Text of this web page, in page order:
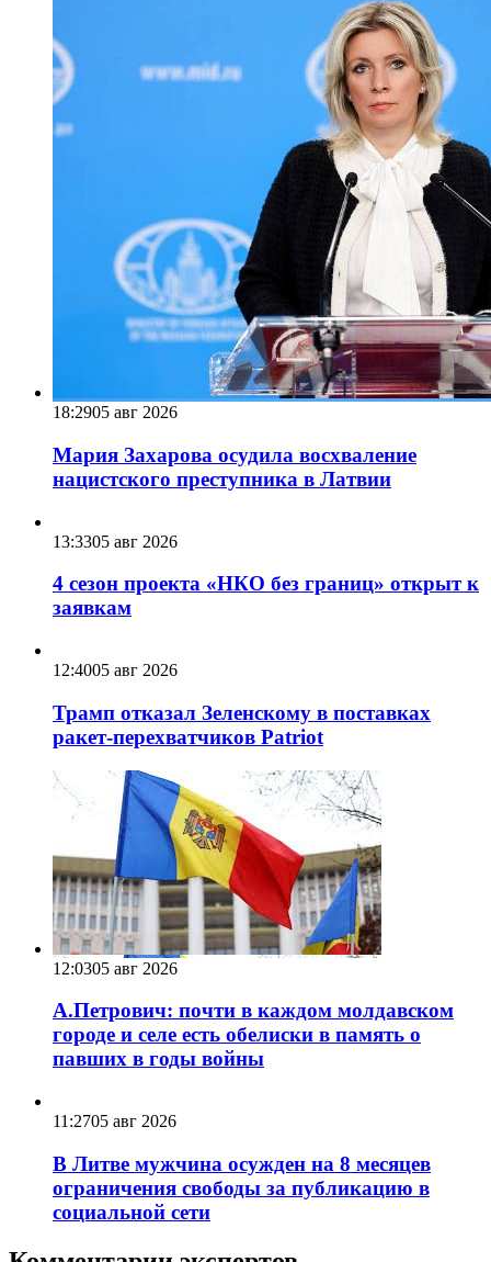
18:2905 авг 2026
Мария Захарова осудила восхваление
нацистского преступника в Латвии
13:3305 авг 2026
4 сезон проекта «НКО без границ» открыт к
заявкам
12:4005 авг 2026
Трамп отказал Зеленскому в поставках
ракет-перехватчиков Patriot
12:0305 авг 2026
А.Петрович: почти в каждом молдавском
городе и селе есть обелиски в память о
павших в годы войны
11:2705 авг 2026
В Литве мужчина осужден на 8 месяцев
ограничения свободы за публикацию в
социальной сети